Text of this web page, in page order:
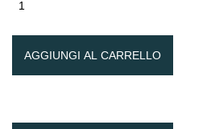
AGGIUNGI AL CARRELLO